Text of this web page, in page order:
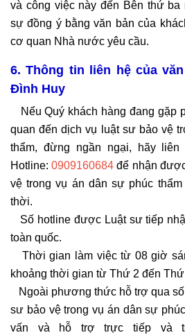
và công việc này đến Bên thứ ba
sự đồng ý bằng văn bản của
cơ quan Nhà nước yêu cầu.
6. Thông tin liên hệ của
Đình Huy
Nếu Quý khách hàng đang gặp
quan đến dịch vụ luật sư bảo vệ
thẩm, đừng ngần ngại, hãy
Hotline:0909160684để nhận
vệ trong vụ án dân sự phúc
thời.
Số hotline được Luật sư tiếp
toàn quốc.
Thời gian làm việc từ 08 giờ
khoảng thời gian từ Thứ 2 đến Thứ
Ngoài phương thức hỗ trợ qua
sư bảo vệ trong vụ án dân sự
vấn và hỗ trợ trực tiếp và